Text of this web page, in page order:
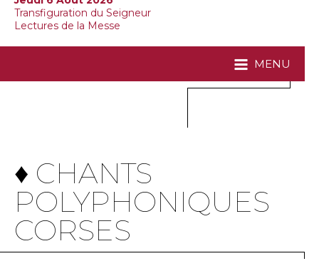
Transfiguration du Seigneur
Lectures de la Messe
MENU
♦ CHANTS
POLYPHONIQUES
CORSES